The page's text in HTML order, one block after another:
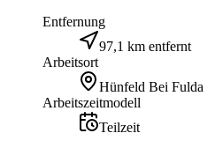
Entfernung
97,1 km entfernt
Arbeitsort
Hünfeld Bei Fulda
Arbeitszeitmodell
Teilzeit